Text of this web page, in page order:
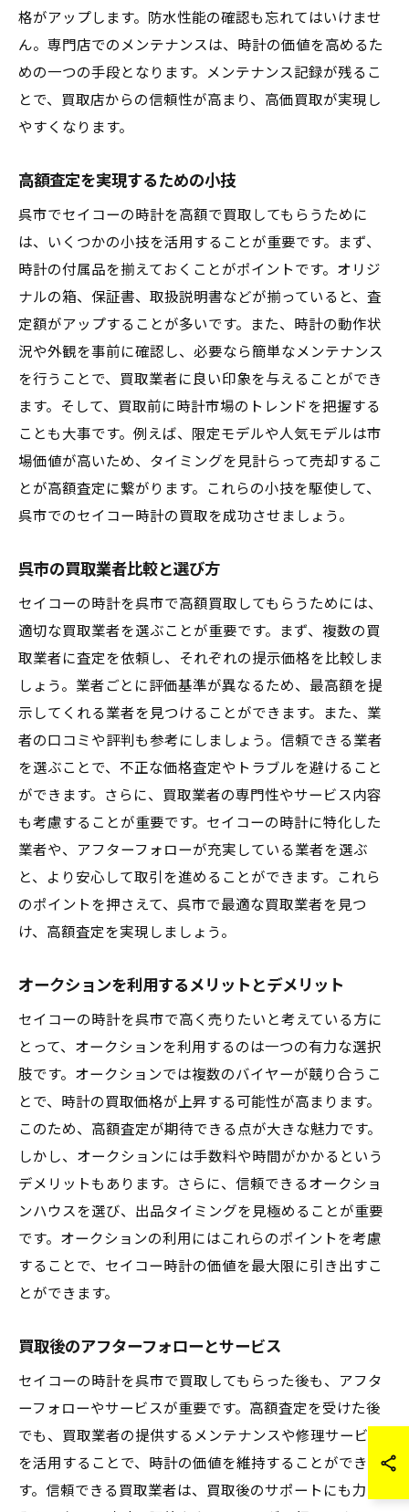
格がアップします。防水性能の確認も忘れてはいけませ
ん。専門店でのメンテナンスは、時計の価値を高めるた
めの一つの手段となります。メンテナンス記録が残るこ
とで、買取店からの信頼性が高まり、高価買取が実現し
やすくなります。
高額査定を実現するための小技
呉市でセイコーの時計を高額で買取してもらうために
は、いくつかの小技を活用することが重要です。まず、
時計の付属品を揃えておくことがポイントです。オリジ
ナルの箱、保証書、取扱説明書などが揃っていると、査
定額がアップすることが多いです。また、時計の動作状
況や外観を事前に確認し、必要なら簡単なメンテナンス
を行うことで、買取業者に良い印象を与えることができ
ます。そして、買取前に時計市場のトレンドを把握する
ことも大事です。例えば、限定モデルや人気モデルは市
場価値が高いため、タイミングを見計らって売却するこ
とが高額査定に繋がります。これらの小技を駆使して、
呉市でのセイコー時計の買取を成功させましょう。
呉市の買取業者比較と選び方
セイコーの時計を呉市で高額買取してもらうためには、
適切な買取業者を選ぶことが重要です。まず、複数の買
取業者に査定を依頼し、それぞれの提示価格を比較しま
しょう。業者ごとに評価基準が異なるため、最高額を提
示してくれる業者を見つけることができます。また、業
者の口コミや評判も参考にしましょう。信頼できる業者
を選ぶことで、不正な価格査定やトラブルを避けること
ができます。さらに、買取業者の専門性やサービス内容
も考慮することが重要です。セイコーの時計に特化した
業者や、アフターフォローが充実している業者を選ぶ
と、より安心して取引を進めることができます。これら
のポイントを押さえて、呉市で最適な買取業者を見つ
け、高額査定を実現しましょう。
オークションを利用するメリットとデメリット
セイコーの時計を呉市で高く売りたいと考えている方に
とって、オークションを利用するのは一つの有力な選択
肢です。オークションでは複数のバイヤーが競り合うこ
とで、時計の買取価格が上昇する可能性が高まります。
このため、高額査定が期待できる点が大きな魅力です。
しかし、オークションには手数料や時間がかかるという
デメリットもあります。さらに、信頼できるオークショ
ンハウスを選び、出品タイミングを見極めることが重要
です。オークションの利用にはこれらのポイントを考慮
することで、セイコー時計の価値を最大限に引き出すこ
とができます。
買取後のアフターフォローとサービス
セイコーの時計を呉市で買取してもらった後も、アフタ
ーフォローやサービスが重要です。高額査定を受けた後
でも、買取業者の提供するメンテナンスや修理サービス
を活用することで、時計の価値を維持することができま
す。信頼できる買取業者は、買取後のサポートにも力を